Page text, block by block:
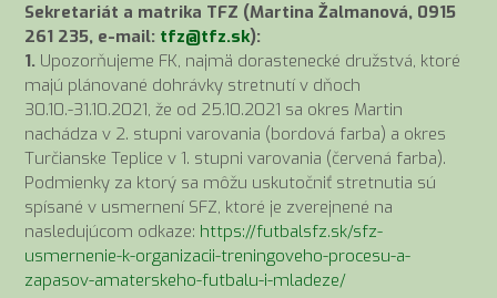
Sekretariát a matrika TFZ (Martina Žalmanová, 0915
261 235, e-mail: tfz@tfz.sk):
1. Upozorňujeme FK, najmä dorastenecké družstvá, ktoré
majú plánované dohrávky stretnutí v dňoch
30.10.-31.10.2021, že od 25.10.2021 sa okres Martin
nachádza v 2. stupni varovania (bordová farba) a okres
Turčianske Teplice v 1. stupni varovania (červená farba).
Podmienky za ktorý sa môžu uskutočniť stretnutia sú
spísané v usmernení SFZ, ktoré je zverejnené na
nasledujúcom odkaze: https://futbalsfz.sk/sfz-
usmernenie-k-organizacii-treningoveho-procesu-a-
zapasov-amaterskeho-futbalu-i-mladeze/